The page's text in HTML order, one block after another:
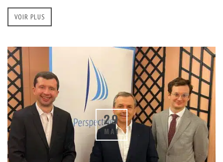
VOIR PLUS
29
MAI